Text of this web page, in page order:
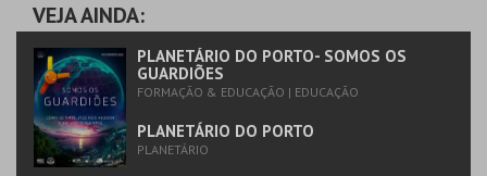
VEJA AINDA:
PLANETÁRIO DO PORTO- SOMOS OS
GUARDIÕES
FORMAÇÃO & EDUCAÇÃO | EDUCAÇÃO
PLANETÁRIO DO PORTO
PLANETÁRIO